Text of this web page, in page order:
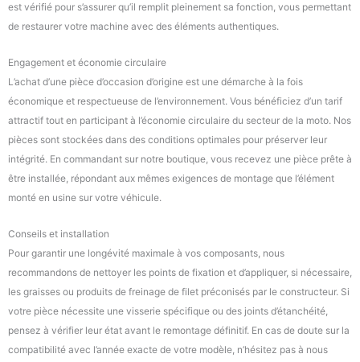
est vérifié pour s’assurer qu’il remplit pleinement sa fonction, vous permettant
de restaurer votre machine avec des éléments authentiques.
Engagement et économie circulaire
L’achat d’une pièce d’occasion d’origine est une démarche à la fois
économique et respectueuse de l’environnement. Vous bénéficiez d’un tarif
attractif tout en participant à l’économie circulaire du secteur de la moto. Nos
pièces sont stockées dans des conditions optimales pour préserver leur
intégrité. En commandant sur notre boutique, vous recevez une pièce prête à
être installée, répondant aux mêmes exigences de montage que l’élément
monté en usine sur votre véhicule.
Conseils et installation
Pour garantir une longévité maximale à vos composants, nous
recommandons de nettoyer les points de fixation et d’appliquer, si nécessaire,
les graisses ou produits de freinage de filet préconisés par le constructeur. Si
votre pièce nécessite une visserie spécifique ou des joints d’étanchéité,
pensez à vérifier leur état avant le remontage définitif. En cas de doute sur la
compatibilité avec l’année exacte de votre modèle, n’hésitez pas à nous